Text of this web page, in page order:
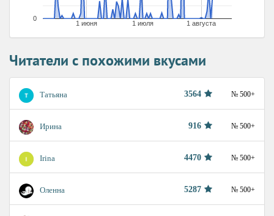
1 июня 1 июля 1 августа
0
Читатели с похожими вкусами
Татьяна 3564 № 500+
Ирина 916 № 500+
Irina 4470 № 500+
Оленна 5287 № 500+